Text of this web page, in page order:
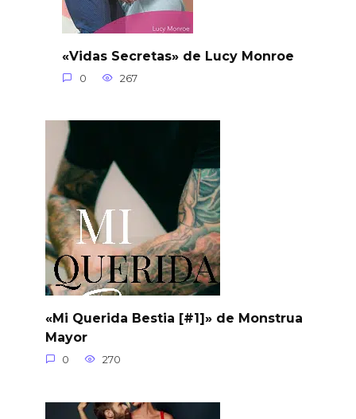
«Vidas Secretas» de Lucy Monroe
0 267
«Mi Querida Bestia [#1]» de Monstrua
Mayor
0 270